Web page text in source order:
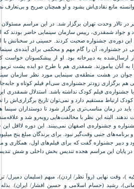
مانع نقادی‌اش بشود و او همچنان صریح و بی‌تعارف
در تالار وحدت تهران برگزار شد. در این مراسم
جواد شمقدری، رییس سازمان سینمایی حاضر بودند که
این دوره‌ی جشنواره صحبت کردند. حسینی در سخنانش با
کوتاه ایرانی در جشنواره، آن را گام مهم و محکمی برای آینده‌ی
ارسال‌شده به دبیرخانه بود. او از پیشکسوتان
به آنان بیاموزند. شمقدری هم با طرح دو ایده پشت
جوان در هشت منطقه‌ی سینمایی مورد نظر سازمان
یکی هم برگزاری زودتر جشنواره‌ی سی‌ام فیلم کوتاه و
با جشنواره‌ی فیلم کودک نداشته باشد. استدلال شمقدری
ارتباط مستقیم دارد و نمی‌توان تاریخ برگزاری‌اش را
در زمان مناسب‌تری برگزار شود تا دوستداران سینما
ندهند. البته این نظر با مخالفت‌هایی روبه‌رو شد و
و جشنواره‌ی اصفهان نمی‌بینند. این دوره لااقل این
جنبی وقت‌گیر نبود. برای برندگان مبلغ پنج
و دبیر جشنواره گفت که برای فیلم‌های اول، همکاری و
پایان این مراسم هجده تندیس بخش داخلی و شش
)، وقت نهایی (روآ نظر/ اردن)، مبهم (سلیمان دمیرل/
رشید (حسام اسلامی و حسین افشار/ ایران). بذله